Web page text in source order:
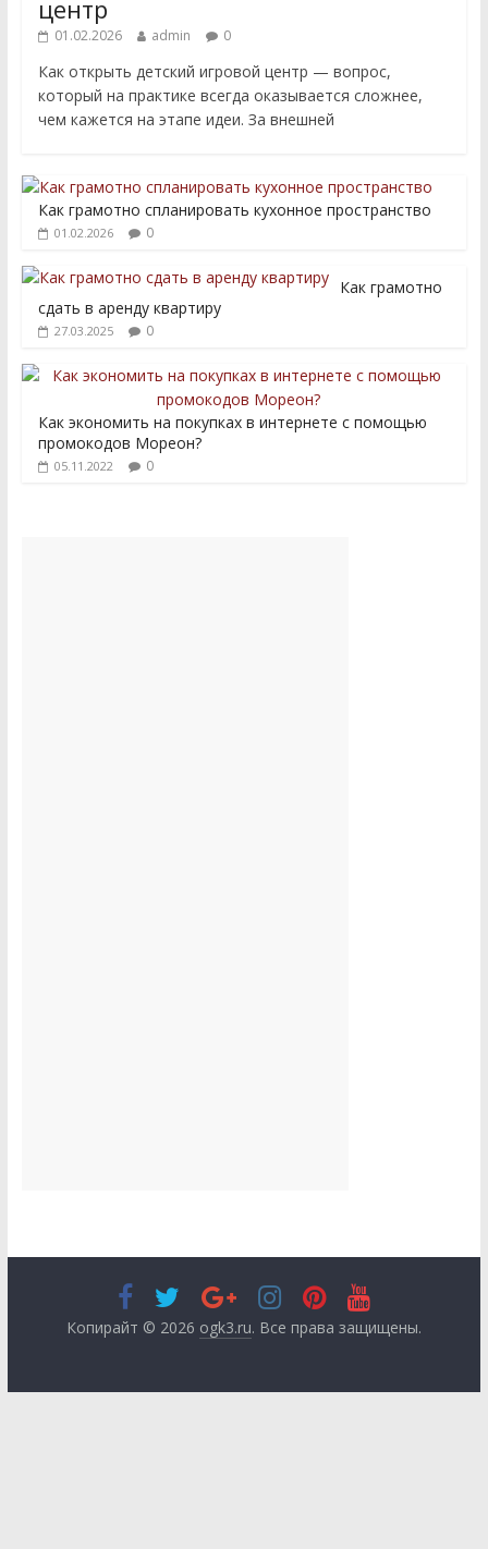
центр
01.02.2026 admin 0
Как открыть детский игровой центр — вопрос,
который на практике всегда оказывается сложнее,
чем кажется на этапе идеи. За внешней
Как грамотно спланировать кухонное пространство
01.02.2026 0
Как грамотно
сдать в аренду квартиру
27.03.2025 0
Как экономить на покупках в интернете с помощью
промокодов Мореон?
05.11.2022 0
Копирайт © 2026 ogk3.ru. Все права защищены.